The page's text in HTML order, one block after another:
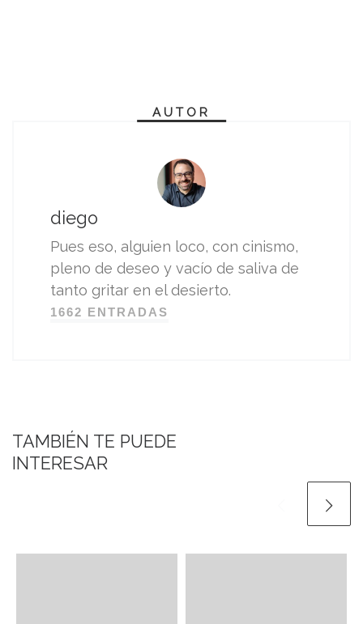
AUTOR
diego
Pues eso, alguien loco, con cinismo,
pleno de deseo y vacío de saliva de
tanto gritar en el desierto.
1662 ENTRADAS
TAMBIÉN TE PUEDE
INTERESAR